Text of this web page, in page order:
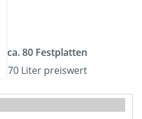
ca. 80 Festplatten
70 Liter preiswert